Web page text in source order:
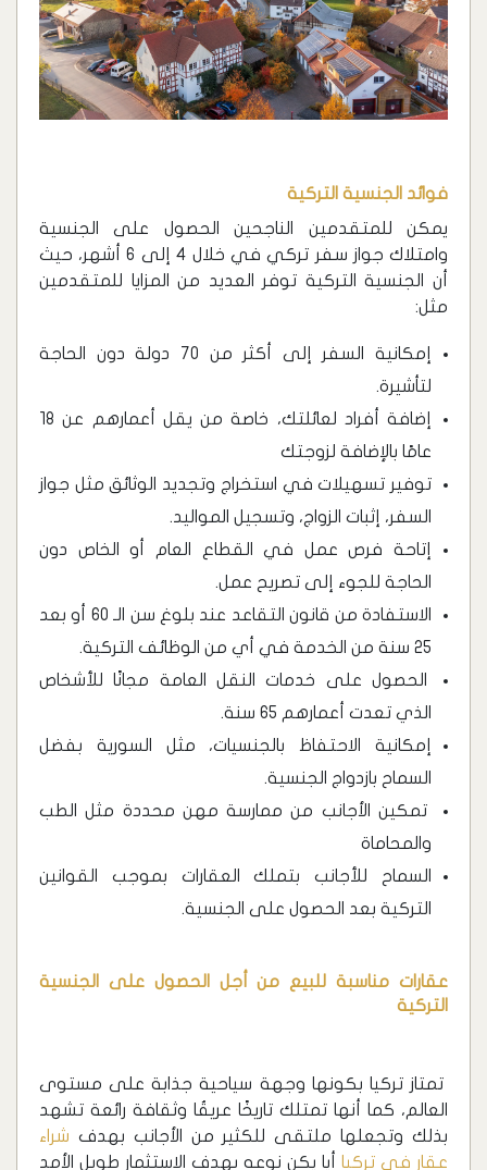
فوائد الجنسية التركية
يمكن للمتقدمين الناجحين الحصول على الجنسية
وامتلاك جواز سفر تركي في خلال 4 إلى 6 أشهر، حيث
أن الجنسية التركية توفر العديد من المزايا للمتقدمين
مثل:
إمكانية السفر إلى أكثر من 70 دولة دون الحاجة
لتأشيرة.
إضافة أفراد لعائلتك، خاصة من يقل أعمارهم عن 18
عامًا بالإضافة لزوجتك
توفير تسهيلات في استخراج وتجديد الوثائق مثل جواز
السفر، إثبات الزواج، وتسجيل المواليد.
إتاحة فرص عمل في القطاع العام أو الخاص دون
الحاجة للجوء إلى تصريح عمل.
الاستفادة من قانون التقاعد عند بلوغ سن الـ 60 أو بعد
25 سنة من الخدمة في أي من الوظائف التركية.
الحصول على خدمات النقل العامة مجانًا للأشخاص
الذي تعدت أعمارهم 65 سنة.
إمكانية الاحتفاظ بالجنسيات، مثل السورية بفضل
السماح بازدواج الجنسية.
تمكين الأجانب من ممارسة مهن محددة مثل الطب
والمحاماة
السماح للأجانب بتملك العقارات بموجب القوانين
التركية بعد الحصول على الجنسية.
عقارات مناسبة للبيع من أجل الحصول على الجنسية
التركية
تمتاز تركيا بكونها وجهة سياحية جذابة على مستوى
العالم، كما أنها تمتلك تاريخًا عريقُا وثقافة رائعة تشهد
بذلك وتجعلها ملتقى للكثير من الأجانب بهدف شراء
عقار في تركيا
أيا يكن نوعه بهدف الاستثمار طويل الأمد